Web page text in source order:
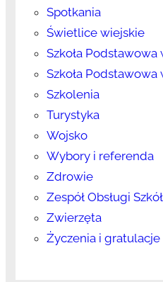
Spotkania
Świetlice wiejskie
Szkoła Podstawowa
Szkoła Podstawowa
Szkolenia
Turystyka
Wojsko
Wybory i referenda
Zdrowie
Zespół Obsługi
Zwierzęta
Życzenia i gratulacje